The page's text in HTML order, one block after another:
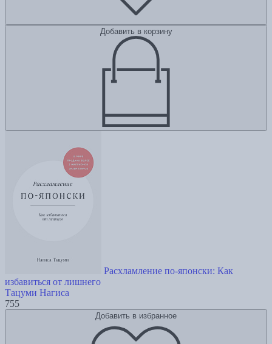
Добавить в корзину
Расхламление по-японски: Как
избавиться от лишнего
Тацуми Нагиса
755
Добавить в избранное